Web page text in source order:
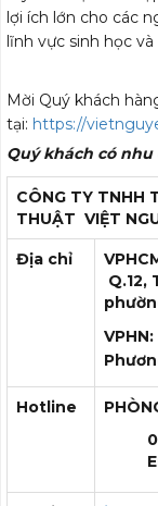
lợi ích lớn cho các
lĩnh vực sinh học
Mời Quý khách
tại: https://
Quý khách có
CÔNG TY TNHH
THUẬT VIỆT
Địa chỉ
Q.12,
Hotline